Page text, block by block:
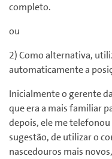
completo.
ou
2) Como alternativa,
automaticamente a
Inicialmente o gerente
que era a mais familiar
depois, ele me
sugestão, de utilizar o
nascedouros mais